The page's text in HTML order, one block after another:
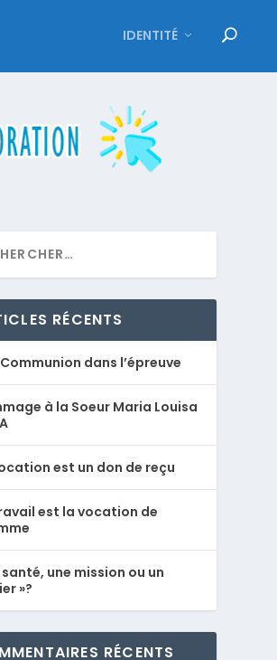
IDENTITÉ
RÉCENTS
dans l’épreuve
à la Soeur Maria Louisa
est un don de reçu
est la vocation de
santé, une mission ou un
»?
RÉCENTS